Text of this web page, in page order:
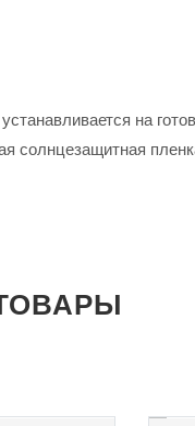
на
солнцезащитная